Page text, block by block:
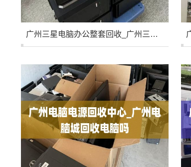
广州三星电脑办公整套回收_广州三星汤里面是什么